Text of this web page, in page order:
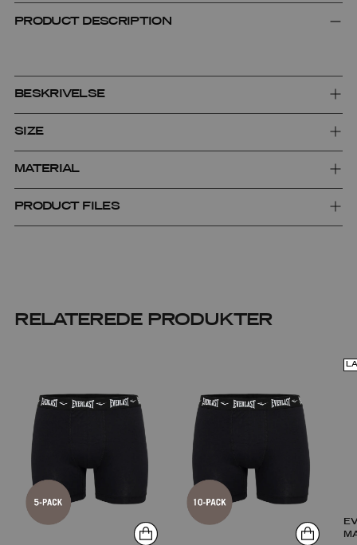
your
PRODUCT DESCRIPTION
BESKRIVELSE
SIZE
MATERIAL
PRODUCT FILES
RELATEREDE PRODUKTER